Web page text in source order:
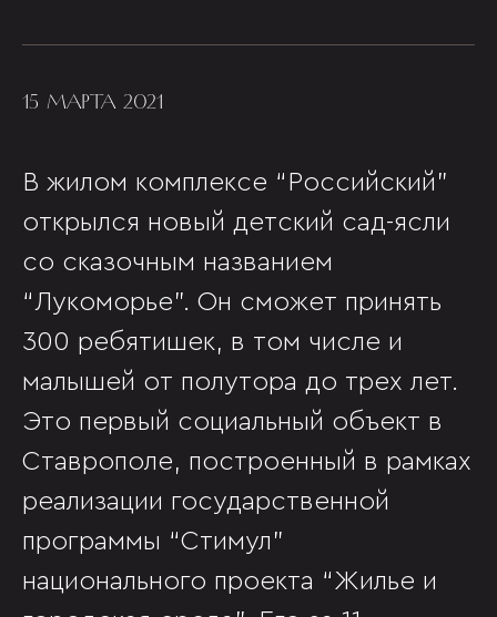
15 МАРТА 2021
В жилом комплексе “Российский”
открылся новый детский сад-ясли
со сказочным названием
“Лукоморье”. Он сможет принять
300 ребятишек, в том числе и
малышей от полутора до трех лет.
Это первый социальный объект в
Ставрополе, построенный в рамках
реализации государственной
программы “Стимул”
национального проекта “Жилье и